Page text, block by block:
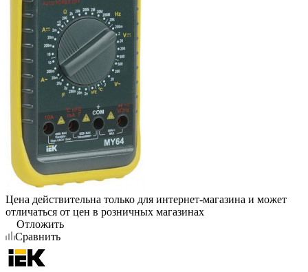
Цена действительна только для интернет-магазина и может
отличаться от цен в розничных магазинах
Отложить
Сравнить